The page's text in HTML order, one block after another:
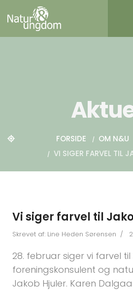
FORSIDE OM N&U
VI SIGER FARVEL TIL
Vi siger farvel til
Skrevet af: Line Heden Sørensen
28. februar siger vi farvel til
foreningskonsulent og
Jakob Hjuler. Karen